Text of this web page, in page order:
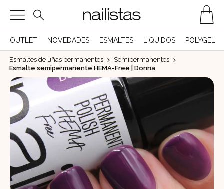
OUTLET NOVEDADES ESMALTES LIQUIDOS POLYGEL
Esmaltes de uñas permanentes
Semipermanentes
Esmalte semipermanente HEMA-Free | Donna